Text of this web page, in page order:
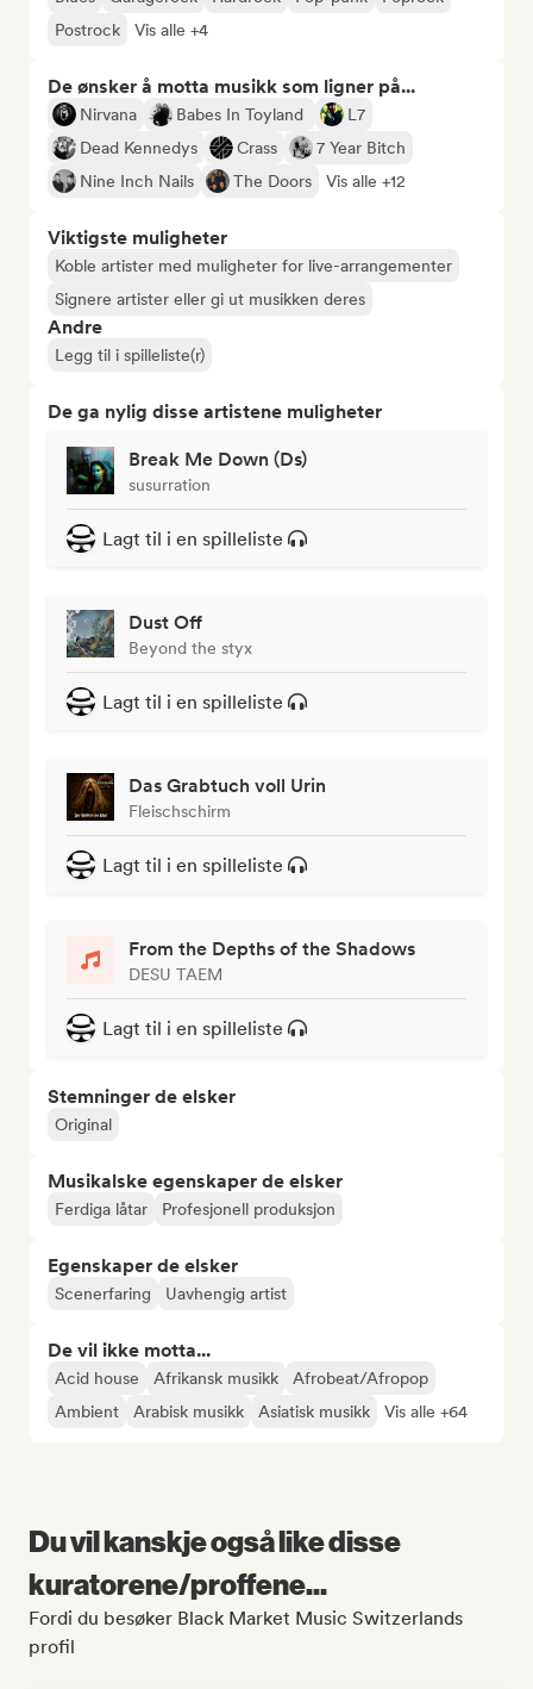
Postrock
Vis alle +4
De ønsker å motta musikk som ligner på...
Nirvana Babes In Toyland
L7
Dead Kennedys
Crass
7 Year Bitch
Nine Inch Nails
The Doors Vis alle +12
Viktigste muligheter
Koble artister med muligheter for live-arrangementer
Signere artister eller gi ut musikken deres
Andre
Legg til i spilleliste(r)
De ga nylig disse artistene muligheter
Break Me Down (Ds)
susurration
Lagt til i en spilleliste
Dust Off
Beyond the styx
Lagt til i en spilleliste
Das Grabtuch voll Urin
Fleischschirm
Lagt til i en spilleliste
From the Depths of the Shadows
DESU TAEM
Lagt til i en spilleliste
Stemninger de elsker
Original
Musikalske egenskaper de elsker
Ferdiga låtar Profesjonell produksjon
Egenskaper de elsker
Scenerfaring Uavhengig artist
De vil ikke motta...
Acid house Afrikansk musikk
Afrobeat/Afropop
Ambient
Arabisk musikk Asiatisk musikk Vis alle +64
Du vil kanskje også like disse
kuratorene/proffene...
Fordi du besøker Black Market Music Switzerlands
profil